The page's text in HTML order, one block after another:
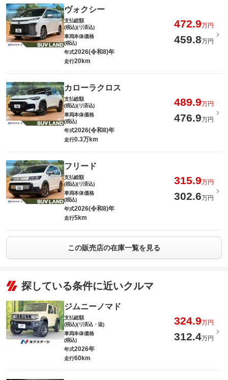
ヴォクシー
支払総額
(税込)(リ済込)
472.9万円
車両本体価格
(税込)
459.8万円
年式2026(令和8)年
走行20km
カローラクロス
支払総額
(税込)(リ済込)
489.9万円
車両本体価格
(税込)
476.9万円
年式2026(令和8)年
走行0.3万km
フリード
支払総額
(税込)(リ済込)
315.9万円
車両本体価格
(税込)
302.6万円
年式2026(令和8)年
走行5km
この販売店の在庫一覧を見る
探している条件に近いクルマ
ジムニーノマド
支払総額
(税込)(リ済込・追)
324.9万円
車両本体価格
(税込)
312.4万円
年式2026年
走行60km